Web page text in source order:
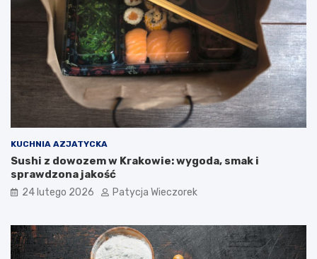
KUCHNIA AZJATYCKA
Sushi z dowozem w Krakowie: wygoda, smak i
sprawdzona jakość
24 lutego 2026 Patycja Wieczorek